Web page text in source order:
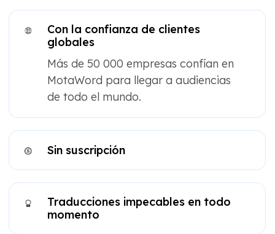
Con la confianza de clientes
globales
Más de 50 000 empresas confían en
MotaWord para llegar a audiencias
de todo el mundo.
Sin suscripción
Traducciones impecables en todo
momento